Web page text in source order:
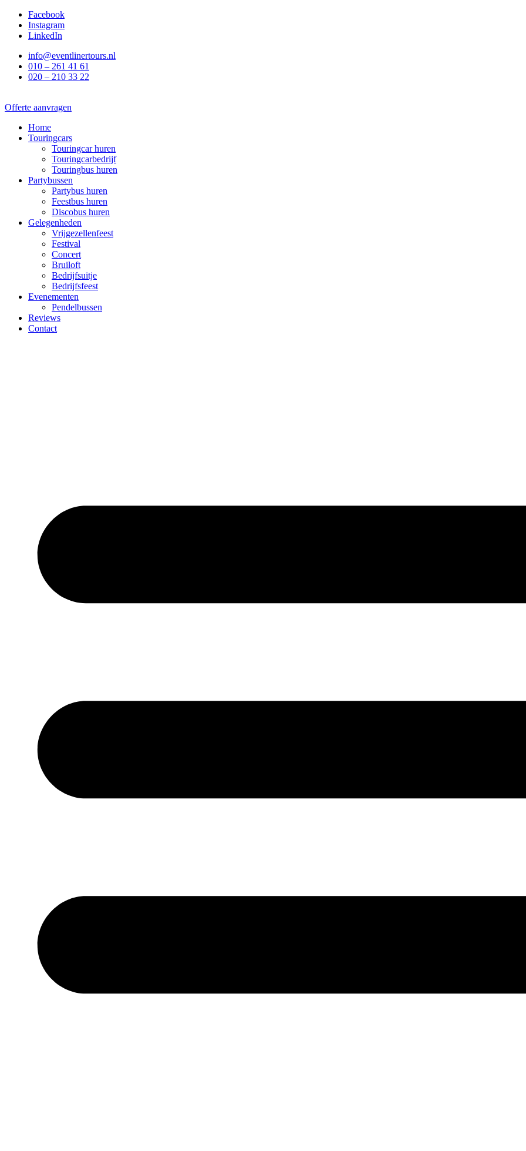
naar
Facebook
Instagram
LinkedIn
info@eventlinertours.nl
010 – 261 41 61
020 – 210 33 22
Offerte aanvragen
Home
Touringcars
Touringcar huren
Touringcarbedrijf
Touringbus huren
Partybussen
Partybus huren
Feestbus huren
Discobus huren
Gelegenheden
Vrijgezellenfeest
Festival
Concert
Bruiloft
Bedrijfsuitje
Bedrijfsfeest
Evenementen
Pendelbussen
Reviews
Contact